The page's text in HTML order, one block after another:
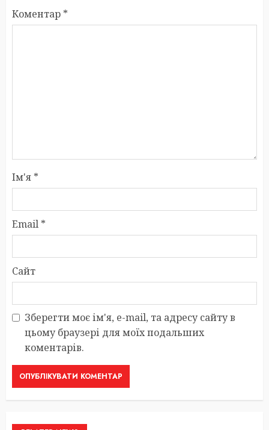
Коментар *
Ім'я *
Email *
Сайт
Зберегти моє ім'я, e-mail, та адресу сайту в
цьому браузері для моїх подальших
коментарів.